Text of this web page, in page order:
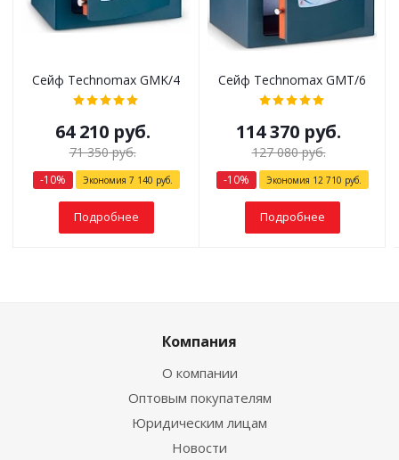
Сейф Technomax GMK/4
64 210руб.
71 350руб.
-10% Экономия 7 140 руб.
Подробнее
Сейф Technomax GMT/6
114 370 руб.
127 080руб.
-10% Экономия 12 710 руб.
Подробнее
Компания
О компании
Оптовым покупателям
Юридическим лицам
Новости